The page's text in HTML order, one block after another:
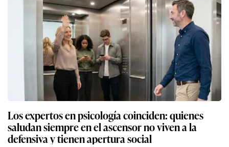
Los expertos en psicología coinciden: quienes
saludan siempre en el ascensor no viven a la
defensiva y tienen apertura social